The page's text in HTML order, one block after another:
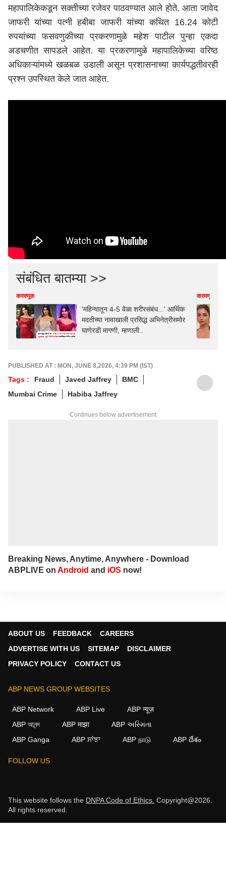
महापालिकेकडून सक्तीच्या रजेवर पाठवण्यात आले होते. आता जावेद
जाफरी यांच्या पत्नी हबीबा जाफरी यांच्या कथित 16.24 कोटी
रुपयांच्या फसवणुकीच्या प्रकरणामुळे महेश पाटील पुन्हा एकदा
अडचणीत सापडले आहेत. या प्रकरणामुळे महापालिकेच्या वरिष्ठ
अधिकाऱ्यांमध्ये खळबळ उडाली असून प्रशासनाच्या कार्यपद्धतीवरही
प्रश्न उपस्थित केले जात आहेत.
संबंधित बातम्या >>
करमणूक
'महिन्यातून 4-5 वेळा शरीरसंबंध...' आर्थिक
मदतीच्या नावाखाली प्रसिद्ध अभिनेत्रीसमोर
घाणेरडी मागणी, म्हणाली..
करमणूक
PUBLISHED AT : MON, JUNE 8,2026, 4:39 PM (IST)
Tags : Fraud Javed Jaffrey
BMC
Mumbai Crime
Habiba Jaffrey
Continues below advertisement
Breaking News, Anytime, Anywhere - Download
ABPLIVE on Android and iOS now!
ABOUT US FEEDBACK
CAREERS
ADVERTISE WITH US
SITEMAP
DISCLAIMER
PRIVACY POLICY
CONTACT US
ABP NEWS GROUP WEBSITES
ABP Network ABP Live
ABP न्यूज़
ABP আনন্দ
ABP माझा
ABP અસ્મિતા
ABP Ganga
ABP ਸਾਂਝਾ ABP நாடு ABP దేశం
FOLLOW US
This website follows the DNPA Code of Ethics. Copyright@2026.
All rights reserved.